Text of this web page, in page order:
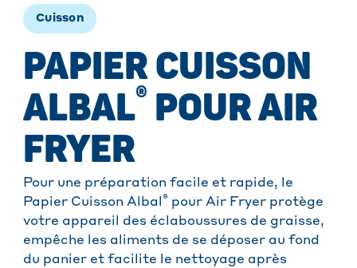
Cuisson
PAPIER CUISSON
ALBAL® POUR AIR
FRYER
Pour une préparation facile et rapide, le
Papier Cuisson Albal ® pour Air Fryer protège
votre appareil des éclaboussures de graisse,
empêche les aliments de se déposer au fond
du panier et facilite le nettoyage après